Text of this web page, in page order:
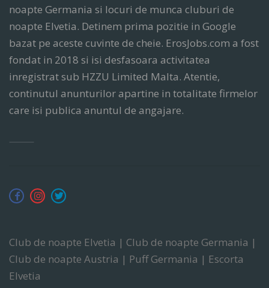
noapte Germania si locuri de munca cluburi de
noapte Elvetia. Detinem prima pozitie in Google
bazat pe aceste cuvinte de cheie. ErosJobs.com a fost
fondat in 2018 si isi desfasoara activitatea
inregistrat sub HZZU Limited Malta. Atentie,
continutul anunturilor apartine in totalitate firmelor
care isi publica anuntul de angajare.
Club de noapte Elvetia | Club de noapte Germania |
Club de noapte Austria | Puff Germania | Escorta
Elvetia